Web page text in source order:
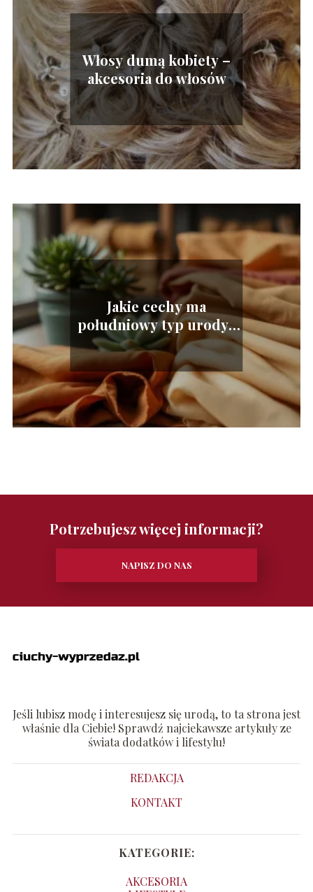
Włosy dumą kobiety –
akcesoria do włosów
Jakie cechy ma
południowy typ urody?
Odkryj swój styl!
Potrzebujesz więcej informacji?
NAPISZ DO NAS
Jeśli lubisz modę i interesujesz się urodą, to ta strona jest
właśnie dla Ciebie! Sprawdź najciekawsze artykuły ze
świata dodatków i lifestylu!
REDAKCJA
KONTAKT
KATEGORIE:
AKCESORIA